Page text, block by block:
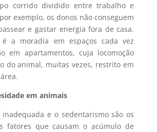
corrido dividido entre trabalho e
exemplo, os donos não conseguem
e gastar energia fora de casa.
a moradia em espaços cada vez
em apartamentos, cuja locomoção
do animal, muitas vezes, restrito em
em animais
inadequada e o sedentarismo são os
fatores que causam o acúmulo de